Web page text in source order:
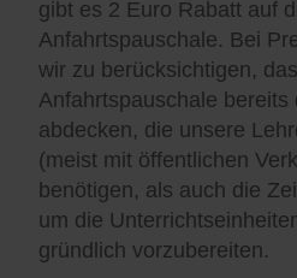
gibt es 2 Euro Rabatt auf
Anfahrtspauschale. Bei
wir zu berücksichtigen,
Anfahrtspauschale bereits
abdecken, die unsere
(meist mit öffentlichen
benötigen, als auch die
um die
gründlich vorzubereiten.